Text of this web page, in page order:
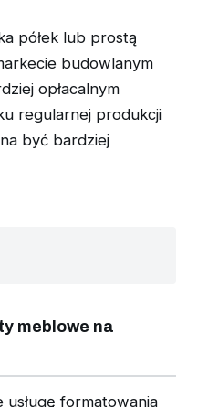
półek lub prostą
budowlanym
opłacalnym
regularnej produkcji
być bardziej
meblowe na
formatowania